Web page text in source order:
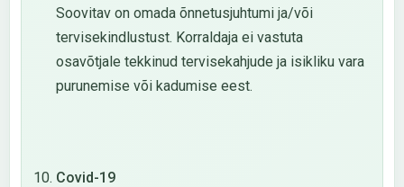
Soovitav on omada õnnetusjuhtumi ja/või
tervisekindlustust. Korraldaja ei vastuta
osavõtjale tekkinud tervisekahjude ja isikliku vara
purunemise või kadumise eest.
Covid-19